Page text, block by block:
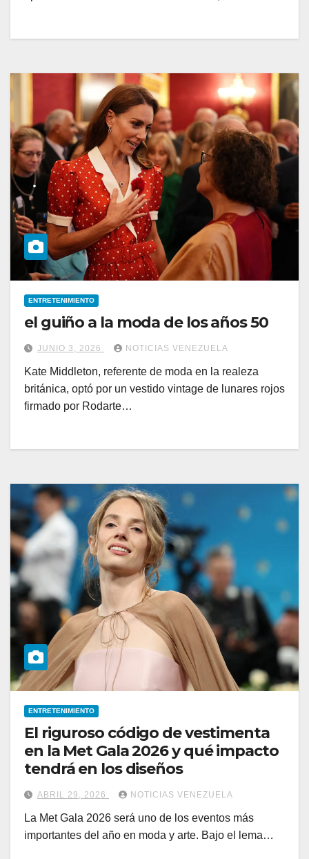
ENTRETENIMIENTO
el guiño a la moda de los años 50
JUNIO 3, 2026 NOTICIAS VENEZUELA
Kate Middleton, referente de moda en la realeza
británica, optó por un vestido vintage de lunares rojos
firmado por Rodarte…
ENTRETENIMIENTO
El riguroso código de vestimenta
en la Met Gala 2026 y qué impacto
tendrá en los diseños
ABRIL 29, 2026 NOTICIAS VENEZUELA
La Met Gala 2026 será uno de los eventos más
importantes del año en moda y arte. Bajo el lema…